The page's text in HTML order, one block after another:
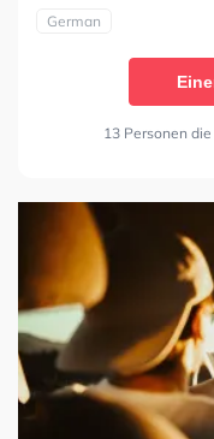
German
13 Personen